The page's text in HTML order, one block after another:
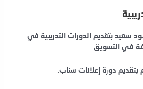
سعيد بتقديم الدورات التدريبية في
في التسويق
بتقديم دورة إعلانات سناب.